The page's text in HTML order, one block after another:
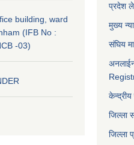
building, ward
(IFB No :
-03)
प्रदेश
मुख्य
संघिय
जिल्ला
जिल्ला